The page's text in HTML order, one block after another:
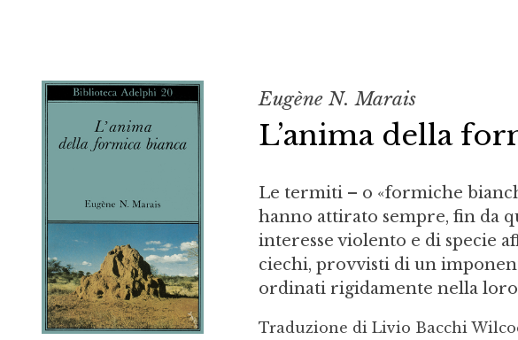
Eugène N. Marais
L’anima della
Le termiti – o «formiche
hanno attirato sempre, fin da
interesse violento e di specie
ciechi, provvisti di un
ordinati rigidamente nella loro
Traduzione di Livio Bacchi